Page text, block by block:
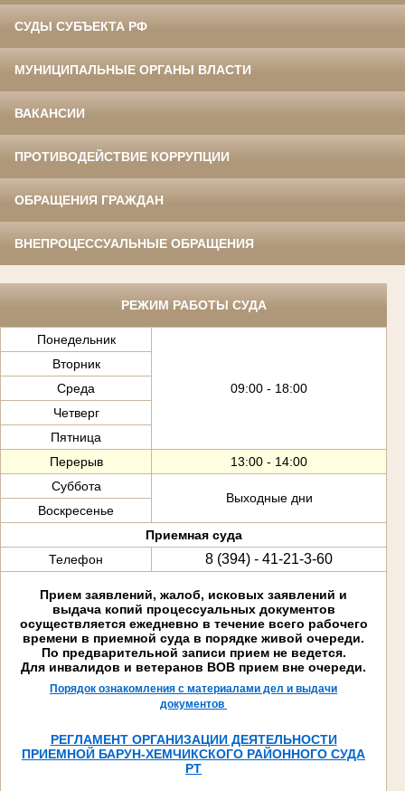
СУДЫ СУБЪЕКТА РФ
МУНИЦИПАЛЬНЫЕ ОРГАНЫ ВЛАСТИ
ВАКАНСИИ
ПРОТИВОДЕЙСТВИЕ КОРРУПЦИИ
ОБРАЩЕНИЯ ГРАЖДАН
ВНЕПРОЦЕССУАЛЬНЫЕ ОБРАЩЕНИЯ
РЕЖИМ РАБОТЫ СУДА
Понедельник
09:00 - 18:00
Вторник
Среда
Четверг
Пятница
Перерыв
13:00 - 14:00
Суббота
Выходные дни
Воскресенье
Приемная суда
Телефон
8 (394) - 41-21-3-60
Прием заявлений, жалоб, исковых заявлений и
выдача копий процессуальных документов
осуществляется ежедневно в течение всего рабочего
времени в приемной суда в порядке живой очереди.
По предварительной записи прием не ведется.
Для инвалидов и ветеранов ВОВ прием вне очереди.
Порядок ознакомления с материалами дел и выдачи
документов
РЕГЛАМЕНТ ОРГАНИЗАЦИИ ДЕЯТЕЛЬНОСТИ
ПРИЕМНОЙ БАРУН-ХЕМЧИКСКОГО РАЙОННОГО СУДА
РТ